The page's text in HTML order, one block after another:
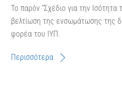
Το παρόν “Σχέδιο για την
βελτίωση της ενσωμάτωσης της
φορέα του ΙΥΠ.
Περισσότερα